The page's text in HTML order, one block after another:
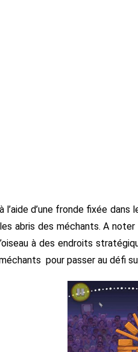
l’aide d’une fronde fixée
abris des méchants. A
à des endroits
pour passer au défi